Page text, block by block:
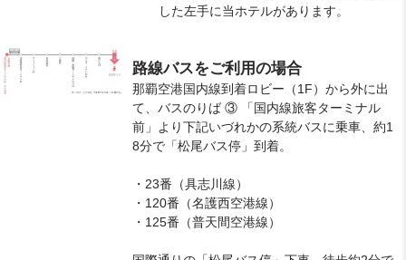
した左手に当ホテルがあります。
路線バスをご利用の場合
那覇空港国内線到着ロビー（1F）から外に出
て、バスのりば ③ 「国内線旅客ターミナル
前」より下記いづれかの系統バスに乗車、約1
8分で「松尾バス停」到着。
・23番（具志川線）
・120番（名護西空港線）
・125番（普天間空港線）